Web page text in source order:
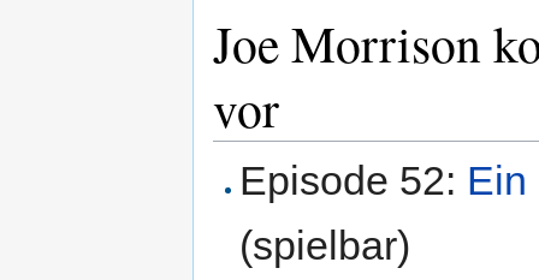
Joe Morrison
vor
Episode 52: Ein
(spielbar)